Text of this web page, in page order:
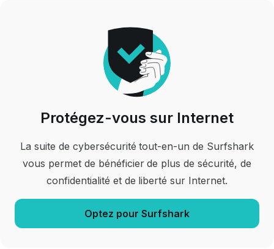
Protégez-vous sur Internet
La suite de cybersécurité tout-en-un de Surfshark
vous permet de bénéficier de plus de sécurité, de
confidentialité et de liberté sur Internet.
Optez pour Surfshark